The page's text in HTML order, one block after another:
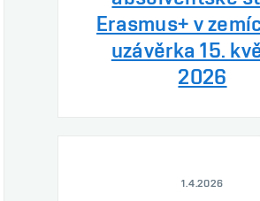
Erasmus+ v
uzávěrka 15.
2026
1.4.2026